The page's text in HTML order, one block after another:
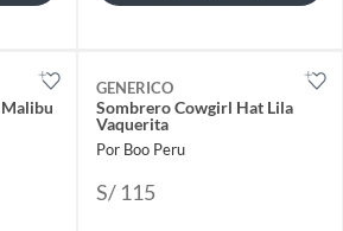
GENERICO
Sombrero Cowgirl Hat Lila
Vaquerita
Por Boo Peru
S/ 115